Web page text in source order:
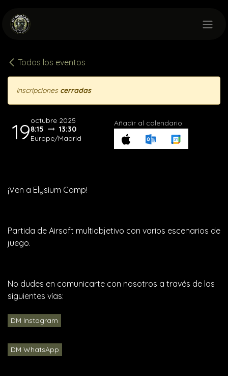
Todos los eventos
Inscripciones cerradas
19octubre 2025
8:15
13:30
Europe/Madrid
Añadir al calendario:
¡Ven a Elysium Camp!
Partida de Airsoft multiobjetivo con varios escenarios de
juego.
No dudes en comunicarte con nosotros a través de las
siguientes vías:
DM Instagram
DM WhatsApp